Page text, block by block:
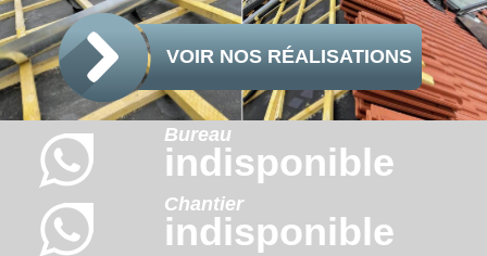
VOIR NOS RÉALISATIONS
Bureau
indisponible
Chantier
indisponible